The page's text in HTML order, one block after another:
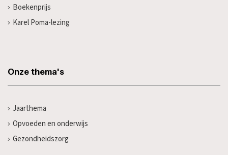
Boekenprijs
Karel Poma-lezing
Onze thema's
Jaarthema
Opvoeden en onderwijs
Gezondheidszorg